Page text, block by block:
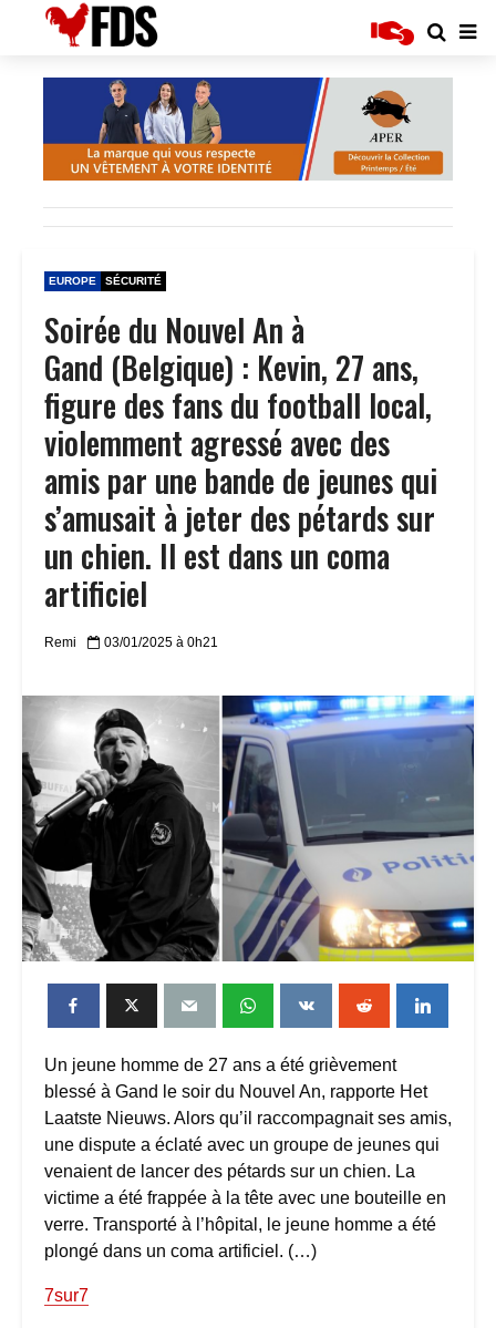
EUROPE SÉCURITÉ
Soirée du Nouvel An à
Gand (Belgique) : Kevin, 27 ans,
figure des fans du football local,
violemment agressé avec des
amis par une bande de jeunes qui
s’amusait à jeter des pétards sur
un chien. Il est dans un coma
artificiel
Remi 03/01/2025 à 0h21
Un jeune homme de 27 ans a été grièvement
blessé à Gand le soir du Nouvel An, rapporte Het
Laatste Nieuws. Alors qu’il raccompagnait ses amis,
une dispute a éclaté avec un groupe de jeunes qui
venaient de lancer des pétards sur un chien. La
victime a été frappée à la tête avec une bouteille en
verre. Transporté à l’hôpital, le jeune homme a été
plongé dans un coma artificiel. (…)
7sur7